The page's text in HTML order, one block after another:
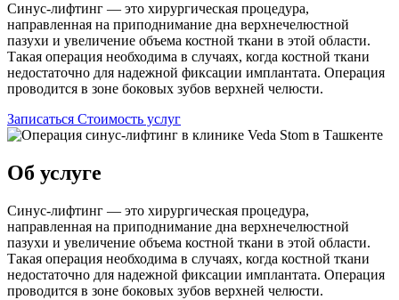
Синус-лифтинг — это хирургическая процедура,
направленная на приподнимание дна верхнечелюстной
пазухи и увеличение объема костной ткани в этой области.
Такая операция необходима в случаях, когда костной ткани
недостаточно для надежной фиксации имплантата. Операция
проводится в зоне боковых зубов верхней челюсти.
Записаться Стоимость услуг
Об услуге
Синус-лифтинг — это хирургическая процедура,
направленная на приподнимание дна верхнечелюстной
пазухи и увеличение объема костной ткани в этой области.
Такая операция необходима в случаях, когда костной ткани
недостаточно для надежной фиксации имплантата. Операция
проводится в зоне боковых зубов верхней челюсти.